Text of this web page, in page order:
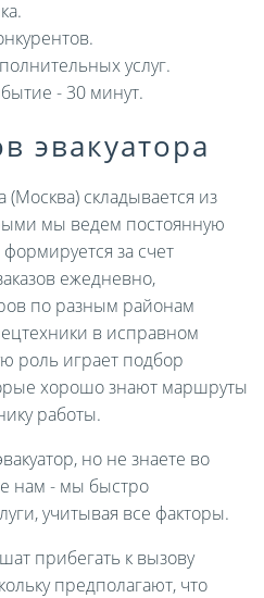
услуг.
- 30 минут.
эвакуатора
(Москва) складывается из
мы ведем постоянную
за счет
ежедневно,
по разным районам
в исправном
роль играет подбор
хорошо знают маршруты
работы.
но не знаете во
нам - мы быстро
учитывая все факторы.
прибегать к вызову
предполагают, что